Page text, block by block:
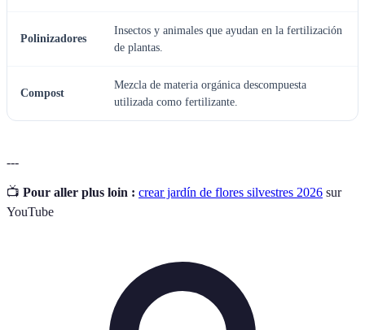
Polinizadores
Insectos y animales que ayudan en la fertilización
de plantas.
Compost
Mezcla de materia orgánica descompuesta
utilizada como fertilizante.
---
📺 Pour aller plus loin : crear jardín de flores silvestres 2026 sur
YouTube